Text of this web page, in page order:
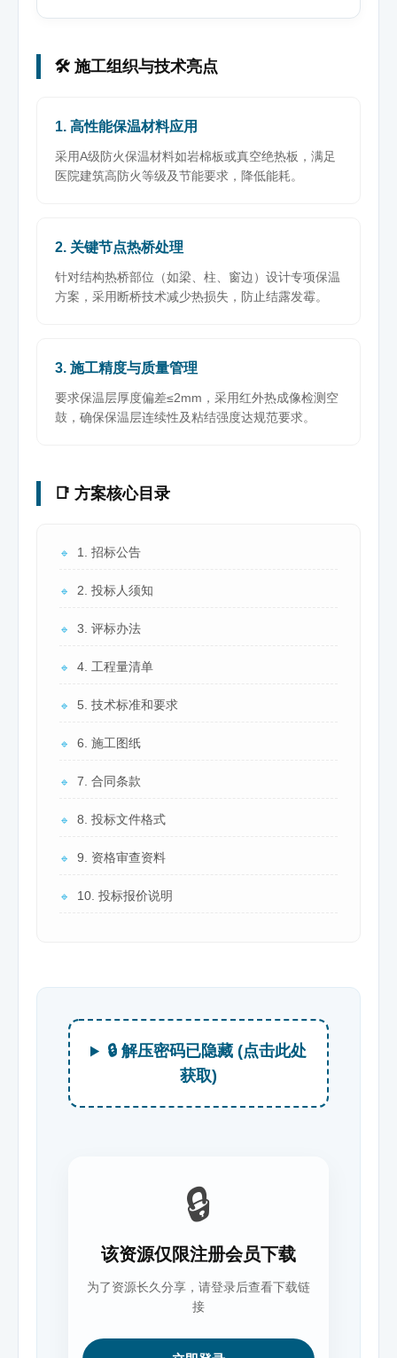
🛠️ 施工组织与技术亮点
1. 高性能保温材料应用
采用A级防火保温材料如岩棉板或真空绝热板，满足
医院建筑高防火等级及节能要求，降低能耗。
2. 关键节点热桥处理
针对结构热桥部位（如梁、柱、窗边）设计专项保温
方案，采用断桥技术减少热损失，防止结露发霉。
3. 施工精度与质量管理
要求保温层厚度偏差≤2mm，采用红外热成像检测空
鼓，确保保温层连续性及粘结强度达规范要求。
📑 方案核心目录
🔹 1. 招标公告
🔹 2. 投标人须知
🔹 3. 评标办法
🔹 4. 工程量清单
🔹 5. 技术标准和要求
🔹 6. 施工图纸
🔹 7. 合同条款
🔹 8. 投标文件格式
🔹 9. 资格审查资料
🔹 10. 投标报价说明
🔒 解压密码已隐藏 (点击此处
获取)
🔒
该资源仅限注册会员下载
为了资源长久分享，请登录后查看下载链
接